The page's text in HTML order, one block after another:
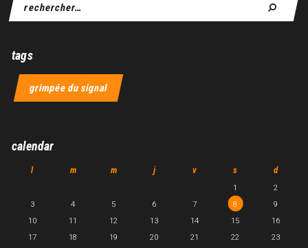
tags
grimpée du signal
calendar
l m m j v s d
1
2
3
4 5 6 7 8
9
10
11 12 13 14 15
16
17
18 19 20 21 22
23